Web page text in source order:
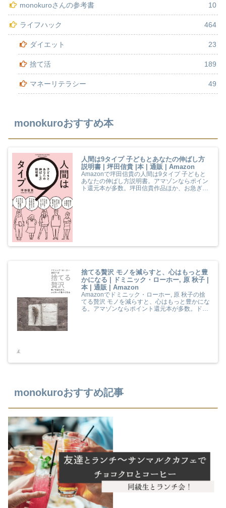
monokuroさんの参考書 10
ライフハック 464
ダイエット 23
捨て活 189
マネーリテラシー 49
monokuroおすすめ本
人間は9タイプ 子どもとあなたの伸ばし方
説明書 | 坪田信貴 |本 | 通販 | Amazon
Amazonで坪田信貴の人間は9タイプ 子どもと
あなたの伸ばし方説明書。アマゾンならポイン
ト還元本が多数。坪田信貴作品ほか、お急ぎ便
捨てる贅沢 モノを減らすと、心はもっと豊
かになる | ドミニック・ローホー, 原 秋子 |
本 | 通販 | Amazon
Amazonでドミニック・ローホー, 原 秋子の捨
てる贅沢 モノを減らすと、心はもっと豊かにな
る。アマゾンならポイント還元本が多数。ドミ
monokuroおすすめ記事